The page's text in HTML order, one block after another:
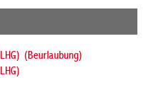
(Beurlaubung)